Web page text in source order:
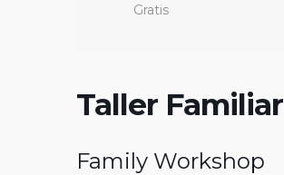
Gratis
Taller Familiar
Family Workshop